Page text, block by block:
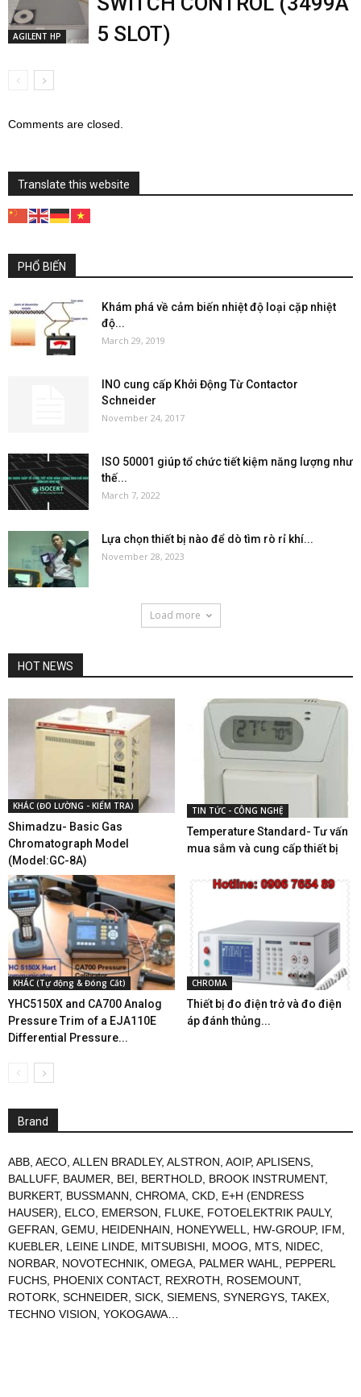
AGILENT HP
5 SLOT)
Comments are closed.
Translate this website
PHỔ BIẾN
Khám phá về cảm biến nhiệt độ loại cặp nhiệt
độ...
March 29, 2019
INO cung cấp Khởi Động Từ Contactor
Schneider
November 24, 2017
ISO 50001 giúp tổ chức tiết kiệm năng lượng như
thế...
March 7, 2022
Lựa chọn thiết bị nào để dò tìm rò rỉ khí...
November 28, 2023
Load more
HOT NEWS
KHÁC (ĐO LƯỜNG - KIỂM TRA)
Shimadzu- Basic Gas
Chromatograph Model
(Model:GC-8A)
TIN TỨC - CÔNG NGHỆ
Temperature Standard- Tư vấn
mua sắm và cung cấp thiết bị
KHÁC (Tự động & Đóng Cắt)
YHC5150X and CA700 Analog
Pressure Trim of a EJA110E
Differential Pressure...
CHROMA
Thiết bị đo điện trở và đo điện
áp đánh thủng...
Brand
ABB AECO ALLEN BRADLEY, ALSTRON AOIP, APLISENS
BALLUFF, BAUMER BEI BERTHOLD BROOK INSTRUMENT,
BURKERT, BUSSMANN CHROMA CKD E+H (ENDRESS
HAUSER)
ELCO EMERSON FLUKE FOTOELEKTRIK PAULY,
GEFRAN GEMU HEIDENHAIN HONEYWELL HW-GROUP, IFM
KUEBLER
LEINE LINDE MITSUBISHI MOOG MTS NIDEC
NORBAR
NOVOTECHNIK OMEGA PALMER WAHL
PEPPERL
FUCHS PHOENIX CONTACT, REXROTH ROSEMOUNT,
ROTORK SCHNEIDER SICK SIEMENS SYNERGYS TAKEX
TECHNO VISION YOKOGAWA